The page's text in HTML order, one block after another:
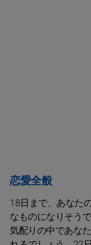
恋愛全般
18日まで、あなた
なものになりそう
気配りの中であな